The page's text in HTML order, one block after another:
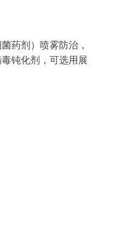
药剂）喷雾防治，
钝化剂，可选用展